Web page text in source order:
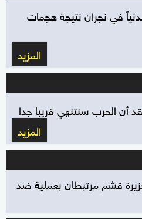
تعلن إصابة 11 مدنياً في نجران نتيجة هجمات
المزيد
أن الحرب سنتنهي قريبا جدا
المزيد
قشم مرتبطان بعملية ضد